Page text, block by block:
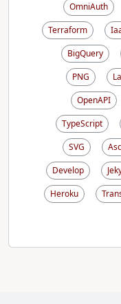
OmniAuth
Terraform
BigQuery
PNG
OpenAPI
TypeScript
SVG
Develop
Heroku